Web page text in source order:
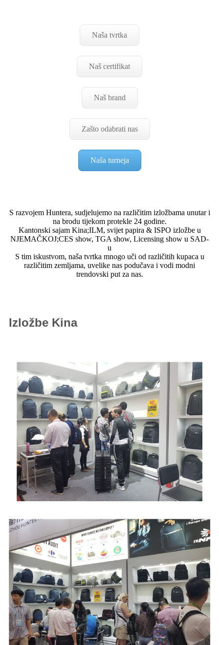
Naša tvrtka
Naš certifikat
Naš brand
Zašto odabrati nas
Naša turneja
S razvojem Huntera, sudjelujemo na različitim izložbama unutar i
na brodu tijekom protekle 24 godine.
Kantonski sajam Kina;ILM, svijet papira & ISPO izložbe u
NJEMAČKOJ;CES show, TGA show, Licensing show u SAD-
u
S tim iskustvom, naša tvrtka mnogo uči od različitih kupaca u
različitim zemljama, uvelike nas podučava i vodi modni
trendovski put za nas.
Izložbe Kina